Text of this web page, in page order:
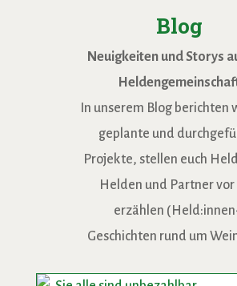
Blog
Neuigkeiten und Storys
In unserem Blog berichten
geplante und
Projekte, stellen euch
Helden und Partner vor
erzählen
Geschichten rund um